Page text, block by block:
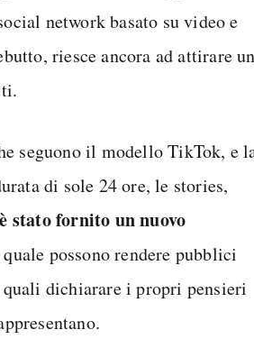
network basato su video e
riesce ancora ad attirare un
seguono il modello TikTok, e
di sole 24 ore, le stories,
stato fornito un nuovo
possono rendere pubblici
dichiarare i propri pensieri